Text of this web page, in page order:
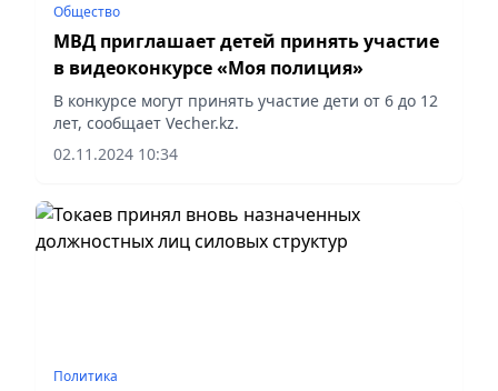
Общество
МВД приглашает детей принять участие
в видеоконкурсе «Моя полиция»
В конкурсе могут принять участие дети от 6 до 12
лет, сообщает Vecher.kz.
02.11.2024 10:34
Политика